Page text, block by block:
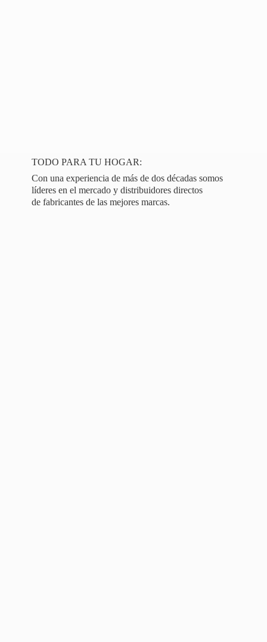
TODO PARA TU HOGAR:
Con una experiencia de más de dos décadas somos
líderes en el mercado y distribuidores directos
de fabricantes de las mejores marcas.